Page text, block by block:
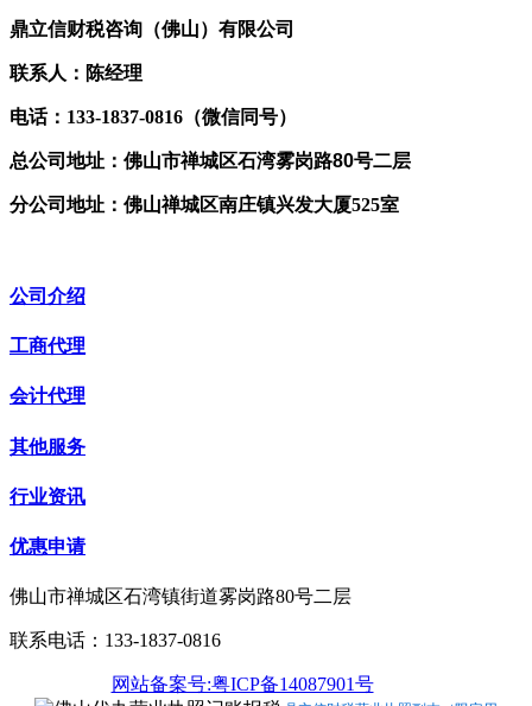
鼎立信财税咨询（佛山）有限公司
联系人：陈经理
电话：133-1837-0816（微信同号）
总公司地址：佛山市禅城区石湾雾岗路80号二层
分公司地址：佛山禅城区南庄镇兴发大厦525室
公司介绍
工商代理
会计代理
其他服务
行业资讯
优惠申请
佛山市禅城区石湾镇街道雾岗路80号二层
联系电话：133-1837-0816
网站备案号:粤ICP备14087901号